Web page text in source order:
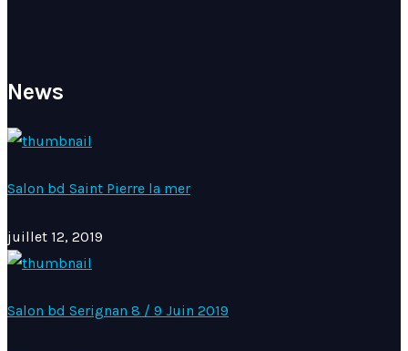
News
Salon bd Saint Pierre la mer
juillet 12, 2019
Salon bd Serignan 8 / 9 Juin 2019